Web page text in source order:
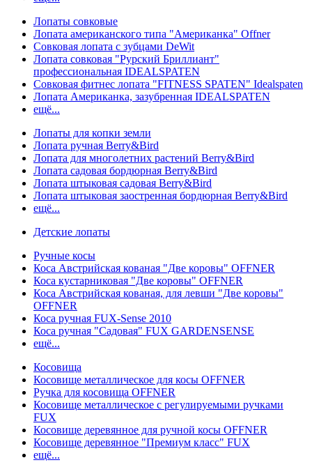
Лопаты совковые
Лопата американского типа "Американка" Offner
Совковая лопата с зубцами DeWit
Лопата совковая "Рурский Бриллиант"
профессиональная IDEALSPATEN
Совковая фитнес лопата "FITNESS SPATEN" Idealspaten
Лопата Американка, зазубренная IDEALSPATEN
ещё...
Лопаты для копки земли
Лопата ручная Berry&Bird
Лопата для многолетних растений Berry&Bird
Лопата садовая бордюрная Berry&Bird
Лопата штыковая садовая Berry&Bird
Лопата штыковая заостренная бордюрная Berry&Bird
ещё...
Детские лопаты
Ручные косы
Коса Австрийская кованая "Две коровы" OFFNER
Коса кустарниковая "Две коровы" OFFNER
Коса Австрийская кованая, для левши "Две коровы"
OFFNER
Коса ручная FUX-Sense 2010
Коса ручная "Садовая" FUX GARDENSENSE
ещё...
Косовища
Косовище металлическое для косы OFFNER
Ручка для косовища OFFNER
Косовище металлическое с регулируемыми ручками
FUX
Косовище деревянное для ручной косы OFFNER
Косовище деревянное "Премиум класс" FUX
ещё...